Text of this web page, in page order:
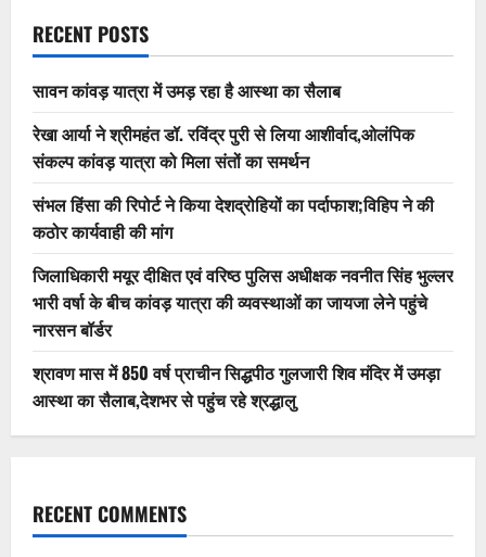
RECENT POSTS
सावन कांवड़ यात्रा में उमड़ रहा है आस्था का सैलाब
रेखा आर्या ने श्रीमहंत डॉ. रविंद्र पुरी से लिया आशीर्वाद,ओलंपिक
संकल्प कांवड़ यात्रा को मिला संतों का समर्थन
संभल हिंसा की रिपोर्ट ने किया देशद्रोहियों का पर्दाफाश;विहिप ने की
कठोर कार्यवाही की मांग
जिलाधिकारी मयूर दीक्षित एवं वरिष्ठ पुलिस अधीक्षक नवनीत सिंह भुल्लर
भारी वर्षा के बीच कांवड़ यात्रा की व्यवस्थाओं का जायजा लेने पहुंचे
नारसन बॉर्डर
श्रावण मास में 850 वर्ष प्राचीन सिद्धपीठ गुलजारी शिव मंदिर में उमड़ा
आस्था का सैलाब,देशभर से पहुंच रहे श्रद्धालु
RECENT COMMENTS